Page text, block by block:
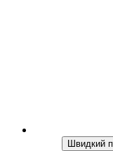
Швидкий